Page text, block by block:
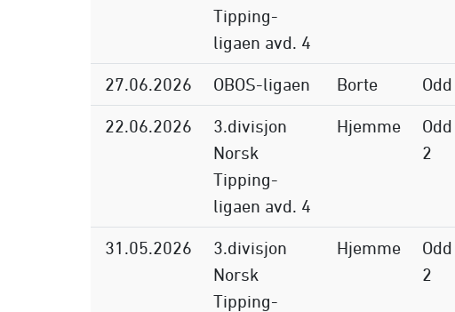
Tipping-
ligaen avd. 4
27.06.2026 OBOS-ligaen Borte Odd
22.06.2026
3.divisjon
Norsk
Tipping-
ligaen avd. 4
Hjemme
Odd
2
31.05.2026
3.divisjon
Norsk
Tipping-
Hjemme
Odd
2